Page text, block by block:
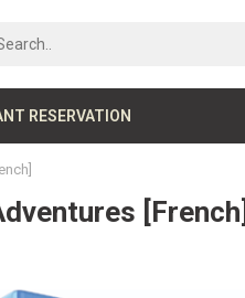
RESERVATION
[French]